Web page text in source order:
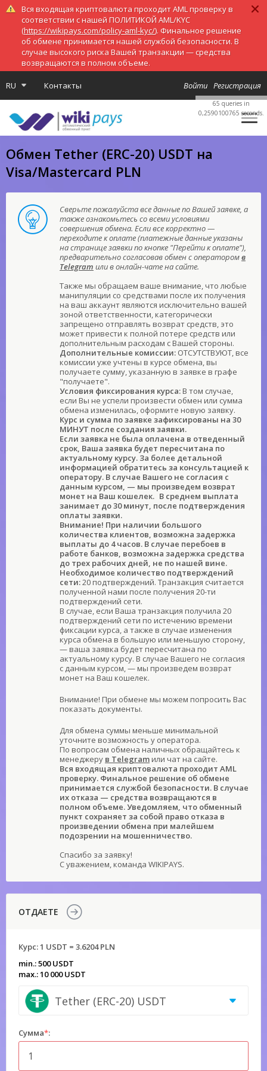
Вся входящая криптовалюта проходит AML проверку в
соответствии с нашей ПОЛИТИКОЙ AML/KYC
(https://wikipays.com/policy-aml-kyc/). Финальное решение
об обмене принимается нашей службой безопасности. В
случае высокого риска Вашей транзакции — средства
возвращаются в полном объеме.
RU Контакты Регистрация
Войти
Обмен Tether (ERC-20) USDT на
Visa/Mastercard PLN
Сверьте пожалуйста все данные по Вашей заявке, а
также ознакомьтесь со всеми условиями
совершения обмена. Если все корректно —
переходите к оплате (платежные данные указаны
на странице заявки по кнопке "Перейти к оплате"),
предварительно согласовав обмен с операторомв
Telegram или в онлайн-чате на сайте.
Также мы обращаем ваше внимание, что любые
манипуляции со средствами после их получения
на ваш аккаунт являются исключительно вашей
зоной ответственности, категорически
запрещено отправлять возврат средств, это
может привести к полной потере средств или
дополнительным расходам с Вашей стороны.
Дополнительные комиссии: ОТСУТСТВУЮТ, все
комиссии уже учтены в курсе обмена, вы
получаете сумму, указанную в заявке в графе
"получаете".
Условия фиксирования курса: В том случае,
если Вы не успели произвести обмен или сумма
обмена изменилась, оформите новую заявку.
Курс и сумма по заявке зафиксированы на 30
МИНУТ после создания заявки.
Если заявка не была оплачена в отведенный
срок, Ваша заявка будет пересчитана по
актуальному курсу. За более детальной
информацией обратитесь за консультацией к
оператору. В случае Вашего не согласия с
данным курсом, — мы произведем возврат
монет на Ваш кошелек. В среднем выплата
занимает до 30 минут, после подтверждения
оплаты заявки.
Внимание! При наличии большого
количества клиентов, возможна задержка
выплаты до 4 часов. В случае перебоев в
работе банков, возможна задержка средства
до трех рабочих дней, не по нашей вине.
Необходимое количество подтверждений
сети:20 подтверждений. Транзакция считается
полученной нами после получения 20-ти
подтверждений сети.
В случае, если Ваша транзакция получила 20
подтверждений сети по истечению времени
фиксации курса, а также в случае изменения
курса обмена в большую или меньшую сторону,
— ваша заявка будет пересчитана по
актуальному курсу. В случае Вашего не согласия
с данным курсом, — мы произведем возврат
монет на Ваш кошелек.
Внимание! При обмене мы можем попросить Вас
показать документы.
Для обмена суммы меньше минимальной
уточните возможность у оператора.
По вопросам обмена наличных обращайтесь к
менеджеру в Telegram или чат на сайте.
Вся входящая криптовалюта проходит AML
проверку. Финальное решение об обмене
принимается службой безопасности. В случае
их отказа — средства возвращаются в
полном объеме. Уведомляем, что обменный
пункт сохраняет за собой право отказа в
произведении обмена при малейшем
подозрении на мошенничество.
Спасибо за заявку!
С уважением, команда WIKIPAYS.
ОТДАЕТЕ
Курс:1 USDT = 3.6204 PLN
min.: 500 USDT
max.: 10 000 USDT
Tether (ERC-20) USDT
Сумма*:
65 queries in
0,2590100765 seconds.